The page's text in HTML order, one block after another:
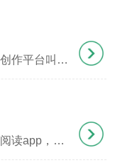
能直接触达核心
动适配手机浏
。
能设置独立付费
最近发现一个挺有意思的创作平台叫冲呀app，身边不少画手和写手朋友都在用。这个平台最吸引人的地方是能让原创内容直接变现，不管是文章、漫画还是视频，只要有人愿意为你的作品买单，就能获得实实在在的收入。我关注的好几个宝藏创作者都在上面更新
最近发现一款叫小说亭的阅读app，用起来真心不错。界面干净得像刚擦过的玻璃，翻页流畅得跟德芙广告似的。书库里躺着30多万本小说，从仙侠到都市，从历史到校园，想看的类型基本都能挖到宝。特别喜欢它的书架功能，遇到合眼缘的书直接收进去，下次